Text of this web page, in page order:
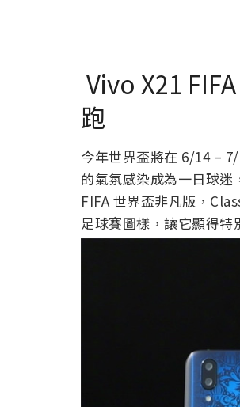
Vivo X21
跑
今年世界盃將在 6/14 –
的氣氛感染成為一日球
FIFA 世界盃非凡版，
足球賽圖樣，讓它顯得特